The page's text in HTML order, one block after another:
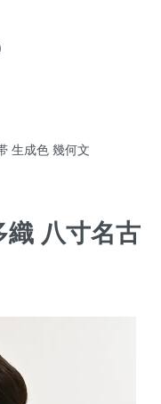
生成色 幾何文
織 八寸名古